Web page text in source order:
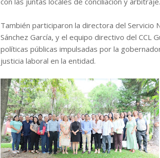
También participaron la directora del Servicio
Sánchez García, y el equipo directivo del CCL
políticas públicas impulsadas por la
justicia laboral en la entidad.